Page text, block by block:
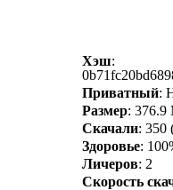
Хэш:
Приватный:
Размер: 376.9
Скачали: 350
Здоровье:
Личеров: 2
Скорость